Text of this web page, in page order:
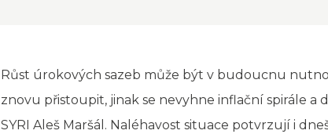
Růst úrokových sazeb může být v budoucnu
znovu přistoupit, jinak se nevyhne inflační spirále
SYRI Aleš Maršál. Naléhavost situace potvrzují i